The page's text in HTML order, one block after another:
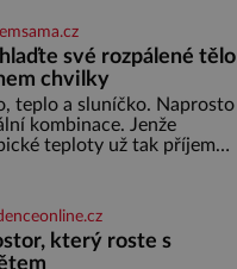
své rozpálené tělo
chvilky
teplo a sluníčko. Naprosto
kombinace. Jenže
teploty už tak příjemné
se nám tropy zaryjí pod
hledáme úlevu v bazénu
pomocí klimatizace. Jenže
který roste s